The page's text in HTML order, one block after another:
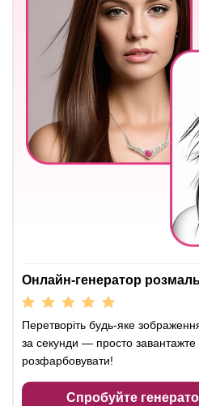
Онлайн-генератор
Перетворіть будь-яке
за секунди — просто
розфарбовувати!
Спробуйте